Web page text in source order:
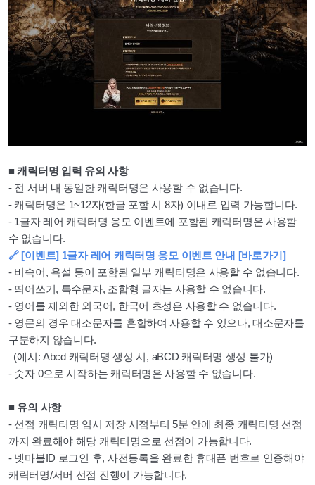
■ 캐릭터명 입력 유의 사항
- 전 서버 내 동일한 캐릭터명은 사용할 수 없습니다.
- 캐릭터명은 1~12자(한글 포함 시 8자) 이내로 입력 가능합니다.
- 1글자 레어 캐릭터명 응모 이벤트에 포함된 캐릭터명은 사용할
수 없습니다.
🔗 [이벤트] 1글자 레어 캐릭터명 응모 이벤트 안내 [바로가기]
- 비속어, 욕설 등이 포함된 일부 캐릭터명은 사용할 수 없습니다.
- 띄어쓰기, 특수문자, 조합형 글자는 사용할 수 없습니다.
- 영어를 제외한 외국어, 한국어 초성은 사용할 수 없습니다.
- 영문의 경우 대소문자를 혼합하여 사용할 수 있으나, 대소문자를
구분하지 않습니다.
(예시: Abcd 캐릭터명 생성 시, aBCD 캐릭터명 생성 불가)
- 숫자 0으로 시작하는 캐릭터명은 사용할 수 없습니다.
■ 유의 사항
- 선점 캐릭터명 임시 저장 시점부터 5분 안에 최종 캐릭터명 선점
까지 완료해야 해당 캐릭터명으로 선점이 가능합니다.
- 넷마블ID 로그인 후, 사전등록을 완료한 휴대폰 번호로 인증해야
캐릭터명/서버 선점 진행이 가능합니다.